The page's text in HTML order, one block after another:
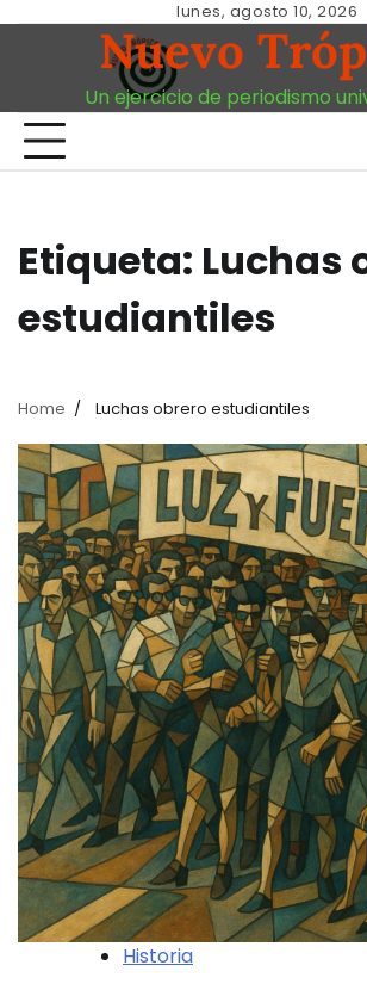
lunes, agosto 10, 2026
Nuevo
Un ejercicio de periodismo
Etiqueta: Luchas
estudiantiles
Home Luchas obrero estudiantiles
Historia